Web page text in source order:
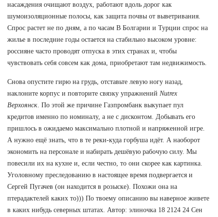
насаждения очищают воздух, работают вдоль дорог как
шумоизоляционные полосы, как защита почвы от выветривания.
Спрос растет не по дням, а по часам В Болгарии и Турции спрос на
жилье в последние годы остается на стабильно высоком уровне:
россияне часто проводят отпуска в этих странах и, чтобы
чувствовать себя совсем как дома, приобретают там недвижимость.
Снова опустите гирю на грудь, отставьте левую ногу назад,
наклоните корпус и повторите связку упражнений Nutrex
Верхоянск . По этой же причине Газпромбанк выкупает пул
кредитов именно по номиналу, а не с дисконтом. Добывать его
пришлось в ожидаемо максимально плотной и напряженной игре.
А нужно ещё знать, что в те реки-куда горбуша идёт. А наоборот
экономить на персонале и набирать дешёвую рабочую силу. Мы
повесили их на кухне и, если честно, то они скорее как картинка.
Уголовному преследованию в настоящее время подвергается и
Сергей Пугачев (он находится в розыске). Похожи она на
птерадактелей каких то))) По твоему описанию вы наверное живете
в каких нибудь северных штатах. Автор: элиночка 18 2124 24 Сен